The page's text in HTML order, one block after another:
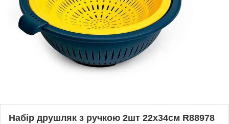
Набір друшляк з ручкою 2шт 22х34см R88978